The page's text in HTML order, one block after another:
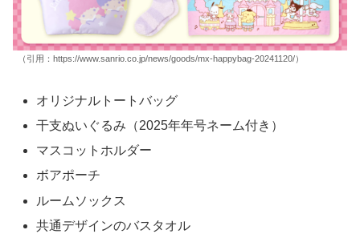
（引用：https://www.sanrio.co.jp/news/goods/mx-happybag-20241120/）
オリジナルトートバッグ
干支ぬいぐるみ（2025年年号ネーム付き）
マスコットホルダー
ボアポーチ
ルームソックス
共通デザインのバスタオル